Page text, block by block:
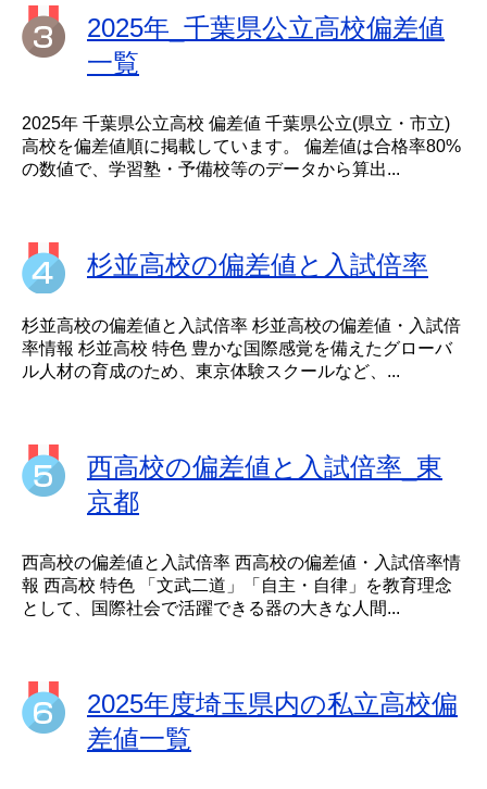
2025年_千葉県公立高校偏差値
一覧
2025年 千葉県公立高校 偏差値 千葉県公立(県立・市立)
高校を偏差値順に掲載しています。 偏差値は合格率80%
の数値で、学習塾・予備校等のデータから算出...
杉並高校の偏差値と入試倍率
杉並高校の偏差値と入試倍率 杉並高校の偏差値・入試倍
率情報 杉並高校 特色 豊かな国際感覚を備えたグローバ
ル人材の育成のため、東京体験スクールなど、...
西高校の偏差値と入試倍率_東
京都
西高校の偏差値と入試倍率 西高校の偏差値・入試倍率情
報 西高校 特色 「文武二道」「自主・自律」を教育理念
として、国際社会で活躍できる器の大きな人間...
2025年度埼玉県内の私立高校偏
差値一覧